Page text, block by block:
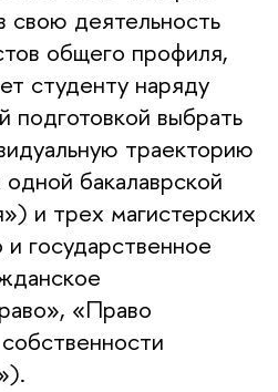
свою деятельность
общего профиля,
студенту наряду
подготовкой выбрать
траекторию
бакалаврской
и трех магистерских
государственное
«Право